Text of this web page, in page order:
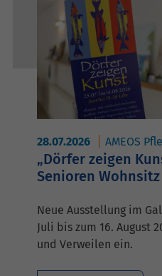
28.07.2026 AMEOS
„Dörfer zeigen
Senioren
Neue Ausstellung im
Juli bis zum 16. August
und Verweilen ein.